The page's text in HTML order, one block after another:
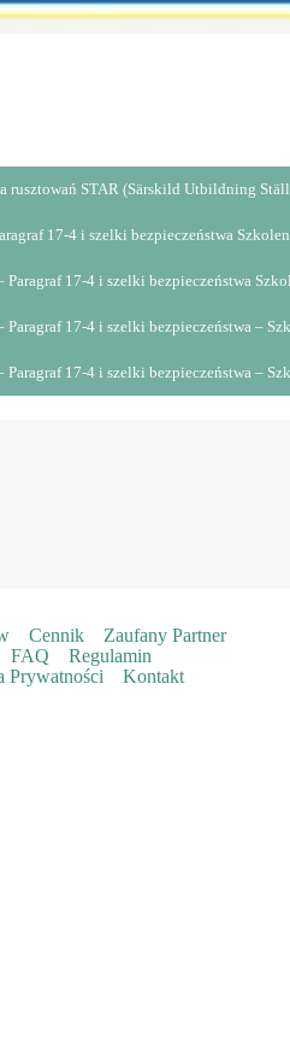
rusztowań STAR (Särskild Utbildning
17-4 i szelki bezpieczeństwa
17-4 i szelki bezpieczeństwa
17-4 i szelki bezpieczeństwa –
17-4 i szelki bezpieczeństwa –
Cennik
Zaufany Partner
FAQ
Regulamin
Prywatności
Kontakt